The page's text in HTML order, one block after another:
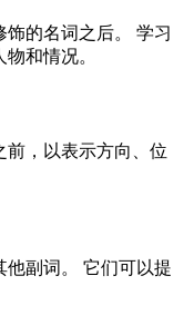
的名词之后。 学习
和情况。
前，以表示方向、位
副词。 它们可以提